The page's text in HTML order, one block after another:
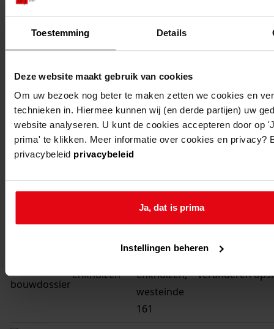
Toestemming Details
Deze website maakt gebruik van cookies
Om uw bezoek nog beter te maken zetten we cookies en
technieken in. Hiermee kunnen wij (en derde partijen) uw
website analyseren. U kunt de cookies accepteren door op
prima' te klikken. Meer informatie over cookies en privacy?
privacybeleid privacybeleid
Ja, dat is prima
Instellingen beheren
enkhuizen
enkhuizen,
vergroten van
enkhuizen
enkhuizen,
westeinde
161
gedeeltelijk
van de
enkhuizen
161
enkhuizen,
166
bouwen van een
enkhuizen
enkhuizen,
westeinde
161
veranderen